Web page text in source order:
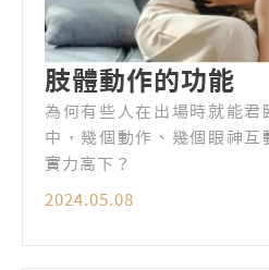
肢體動作的功能
為何有些人在出場時就能君
中，幾個動作、幾個眼神互
實力高下？
2024.05.08